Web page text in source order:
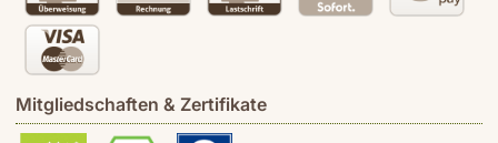
Mitgliedschaften & Zertifikate